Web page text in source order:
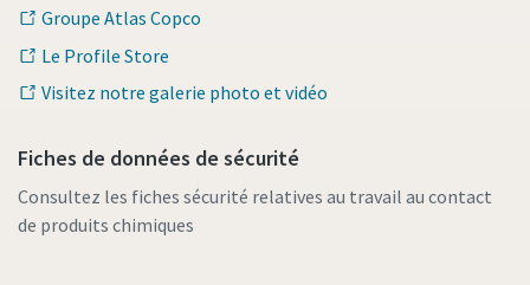
Groupe Atlas Copco
Le Profile Store
Visitez notre galerie photo et vidéo
Fiches de données de sécurité
Consultez les fiches sécurité relatives au travail au contact
de produits chimiques